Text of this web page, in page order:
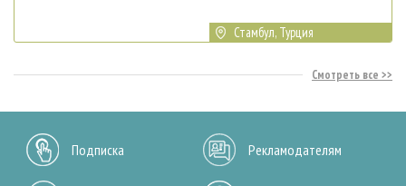
Стамбул, Турция
Смотреть все
Подписка Рекламодателям